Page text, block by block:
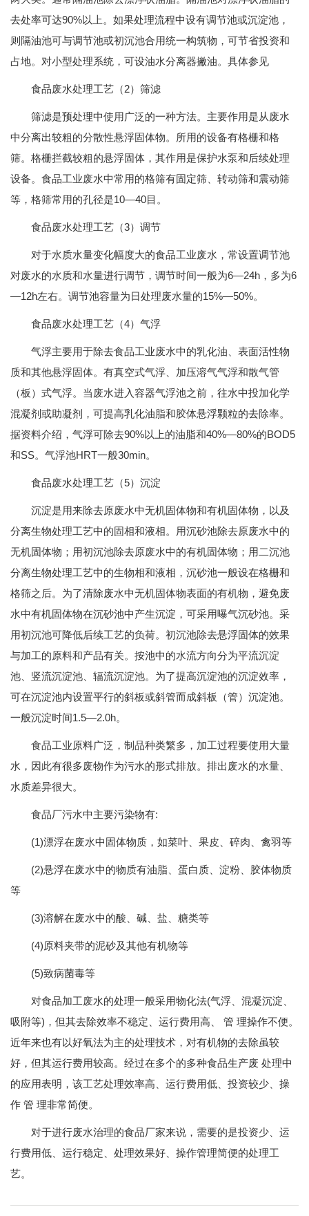
去处率可达90%以上。如果处理流程中设有调节池或沉淀池，
则隔油池可与调节池或初沉池合用统一构筑物，可节省投资和
占地。对小型处理系统，可设油水分离器撇油。具体参见
食品废水处理工艺（2）筛滤
筛滤是预处理中使用广泛的一种方法。主要作用是从废水
中分离出较粗的分散性悬浮固体物。所用的设备有格栅和格
筛。格栅拦截较粗的悬浮固体，其作用是保护水泵和后续处理
设备。食品工业废水中常用的格筛有固定筛、转动筛和震动筛
等，格筛常用的孔径是10—40目。
食品废水处理工艺（3）调节
对于水质水量变化幅度大的食品工业废水，常设置调节池
对废水的水质和水量进行调节，调节时间一般为6—24h，多为6
—12h左右。调节池容量为日处理废水量的15%—50%。
食品废水处理工艺（4）气浮
气浮主要用于除去食品工业废水中的乳化油、表面活性物
质和其他悬浮固体。有真空式气浮、加压溶气气浮和散气管
（板）式气浮。当废水进入容器气浮池之前，往水中投加化学
混凝剂或助凝剂，可提高乳化油脂和胶体悬浮颗粒的去除率。
据资料介绍，气浮可除去90%以上的油脂和40%—80%的BOD5
和SS。气浮池HRT一般30min。
食品废水处理工艺（5）沉淀
沉淀是用来除去原废水中无机固体物和有机固体物，以及
分离生物处理工艺中的固相和液相。用沉砂池除去原废水中的
无机固体物；用初沉池除去原废水中的有机固体物；用二沉池
分离生物处理工艺中的生物相和液相，沉砂池一般设在格栅和
格筛之后。为了清除废水中无机固体物表面的有机物，避免废
水中有机固体物在沉砂池中产生沉淀，可采用曝气沉砂池。采
用初沉池可降低后续工艺的负荷。初沉池除去悬浮固体的效果
与加工的原料和产品有关。按池中的水流方向分为平流沉淀
池、竖流沉淀池、辐流沉淀池。为了提高沉淀池的沉淀效率，
可在沉淀池内设置平行的斜板或斜管而成斜板（管）沉淀池。
一般沉淀时间1.5—2.0h。
食品工业原料广泛，制品种类繁多，加工过程要使用大量
水，因此有很多废物作为污水的形式排放。排出废水的水量、
水质差异很大。
食品厂污水中主要污染物有:
(1)漂浮在废水中固体物质，如菜叶、果皮、碎肉、禽羽等
(2)悬浮在废水中的物质有油脂、蛋白质、淀粉、胶体物质
等
(3)溶解在废水中的酸、碱、盐、糖类等
(4)原料夹带的泥砂及其他有机物等
(5)致病菌毒等
对食品加工废水的处理一般采用物化法(气浮、混凝沉淀、
吸附等)，但其去除效率不稳定、运行费用高、 管 理操作不便。
近年来也有以好氧法为主的处理技术，对有机物的去除虽较
好，但其运行费用较高。经过在多个的多种食品生产废 处理中
的应用表明，该工艺处理效率高、运行费用低、投资较少、操
作 管 理非常简便。
对于进行废水治理的食品厂家来说，需要的是投资少、运
行费用低、运行稳定、处理效果好、操作管理简便的处理工
艺。